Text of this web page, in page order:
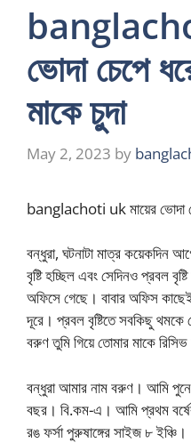
ভোদা চেপে
মাকে চুদা
May 2, 2023 by
banglachoti uk মায়ের ভোদা
বন্ধুরা, ঘটনাটা মাত্র
বৃষ্টি হচ্ছিল এবং সেদিনও প্রবল
অফিসে গেছে। বাবার অফিস
দূরে। প্রবল বৃষ্টিতে সবকিছু থমকে
বরুণ তুমি গিয়ে তোমার মাকে
বন্ধুরা আমার নাম বরুণ। আমি
বছর। বি.কম-এ। আমি প্রথম
রঙ ফর্সা পুরুষাঙ্গের সাইজ ৮ ইঞ্চি।